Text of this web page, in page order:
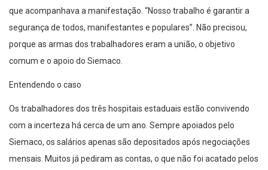
que acompanhava a manifestação. “Nosso trabalho é garantir a
segurança de todos, manifestantes e populares”. Não precisou,
porque as armas dos trabalhadores eram a união, o objetivo
comum e o apoio do Siemaco.
Entendendo o caso
Os trabalhadores dos três hospitais estaduais estão convivendo
com a incerteza há cerca de um ano. Sempre apoiados pelo
Siemaco, os salários apenas são depositados após negociações
mensais. Muitos já pediram as contas, o que não foi acatado pelos